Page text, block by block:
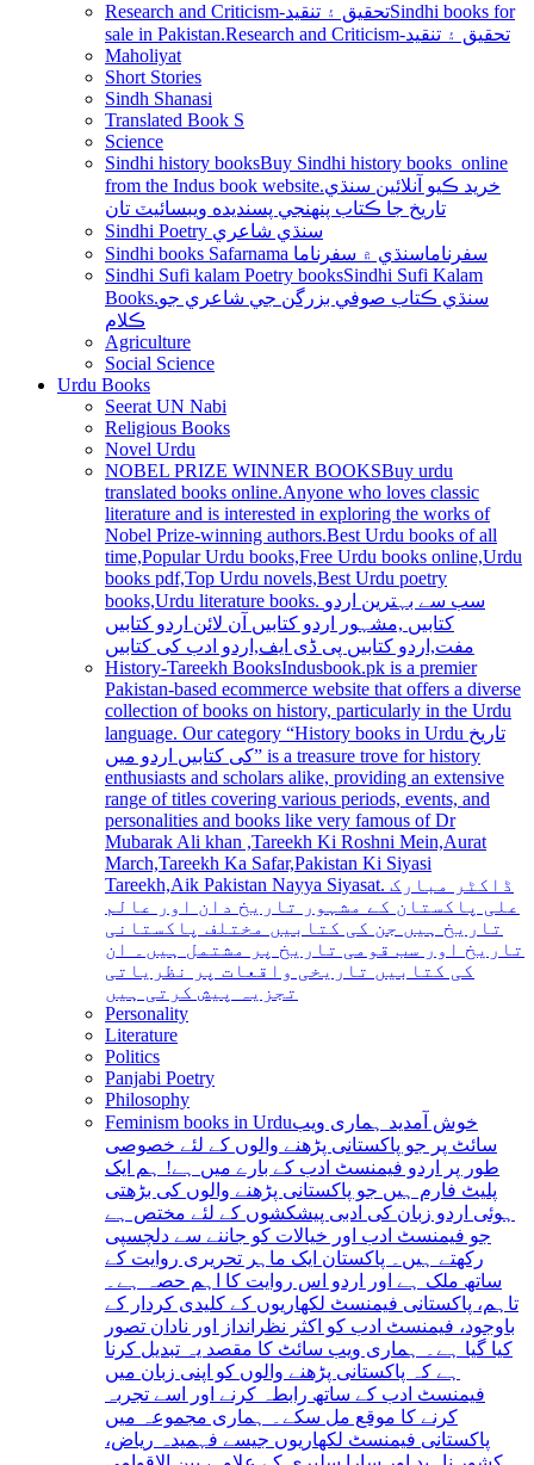
Research and Criticism-تحقيق ۽ تنقيدSindhi books for
sale in Pakistan.Research and Criticism-تحقيق ۽ تنقيد
Maholiyat
Short Stories
Sindh Shanasi
Translated Book S
Science
Sindhi history booksBuy Sindhi history books online
from the Indus book website.خريد ڪيو آنلائين سنڌي
تاريخ جا ڪتاب پنھنجي پسنديده ويبسائيٽ تان
Sindhi Poetry سنڌي شاعري
Sindhi books Safarnama سفرناماسنڌي ۾ سفرناما
Sindhi Sufi kalam Poetry booksSindhi Sufi Kalam
Books.سنڌي ڪتاب صوفي بزرگن جي شاعري جو
ڪلام
Agriculture
Social Science
Urdu Books
Seerat UN Nabi
Religious Books
Novel Urdu
NOBEL PRIZE WINNER BOOKSBuy urdu
translated books online.Anyone who loves classic
literature and is interested in exploring the works of
Nobel Prize-winning authors.Best Urdu books of all
time,Popular Urdu books,Free Urdu books online,Urdu
books pdf,Top Urdu novels,Best Urdu poetry
books,Urdu literature books. سب سے بہترین اردو
کتابیں ,مشہور اردو کتابیں آن لائن اردو کتابیں
مفت,اردو کتابیں پی ڈی ایف,اردو ادب کی کتابیں
History-Tareekh BooksIndusbook.pk is a premier
Pakistan-based ecommerce website that offers a diverse
collection of books on history, particularly in the Urdu
language. Our category “History books in Urdu تاریخ
کی کتابیں اردو میں” is a treasure trove for history
enthusiasts and scholars alike, providing an extensive
range of titles covering various periods, events, and
personalities and books like very famous of Dr
Mubarak Ali khan ,Tareekh Ki Roshni Mein,Aurat
March,Tareekh Ka Safar,Pakistan Ki Siyasi
Tareekh,Aik Pakistan Nayya Siyasat. ڈاکٹر مبارک
علی پاکستان کے مشہور تاریخ دان اور عالم
تاریخ ہیں جن کی کتابیں مختلف پاکستانی
تاریخ اور سب قومی تاریخ پر مشتمل ہیں۔ ان
کی کتابیں تاریخی واقعات پر نظریاتی
تجزیہ پیش کرتی ہیں
Personality
Literature
Politics
Panjabi Poetry
Philosophy
Feminism books in Urduخوش آمدید ہماری ویب
سائٹ پر جو پاکستانی پڑھنے والوں کے لئے خصوصی
طور پر اردو فیمنسٹ ادب کے بارے میں ہے! ہم ایک
پلیٹ فارم ہیں جو پاکستانی پڑھنے والوں کی بڑھتی
ہوئی اردو زبان کی ادبی پیشکشوں کے لئے مختص ہے
جو فیمنسٹ ادب اور خیالات کو جاننے سے دلچسپی
رکھتے ہیں۔ پاکستان ایک ماہر تحریری روایت کے
ساتھ ملک ہے اور اردو اس روایت کا اہم حصہ ہے۔
تاہم، پاکستانی فیمنسٹ لکھاریوں کے کلیدی کردار کے
باوجود، فیمنسٹ ادب کو اکثر نظرانداز اور نادان تصور
کیا گیا ہے۔ ہماری ویب سائٹ کا مقصد یہ تبدیل کرنا
ہے کہ پاکستانی پڑھنے والوں کو اپنی زبان میں
فیمنسٹ ادب کے ساتھ رابطہ کرنے اور اسے تجربہ
کرنے کا موقع مل سکے۔ ہماری مجموعہ میں
پاکستانی فیمنسٹ لکھاریوں جیسے فہمیدہ ریاض،